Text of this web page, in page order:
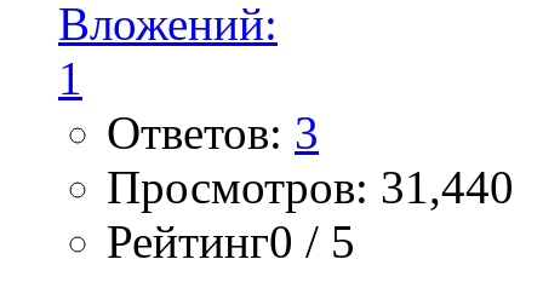
Ответов: 3
Просмотров: 31,440
Рейтинг0 / 5